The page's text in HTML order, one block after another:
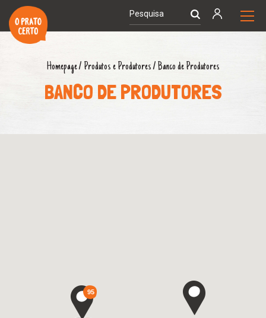
Homepage/ Produtos e Produtores/ Banco de Produtores
BANCO DE PRODUTORES
95